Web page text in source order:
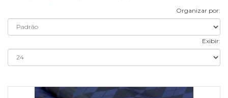
Organizar por:
Exibir: